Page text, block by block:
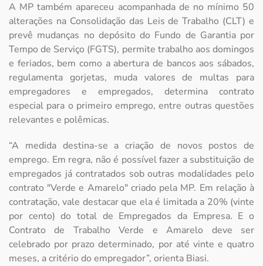
A MP também apareceu acompanhada de no mínimo 50
alterações na Consolidação das Leis de Trabalho (CLT) e
prevê mudanças no depósito do Fundo de Garantia por
Tempo de Serviço (FGTS), permite trabalho aos domingos
e feriados, bem como a abertura de bancos aos sábados,
regulamenta gorjetas, muda valores de multas para
empregadores e empregados, determina contrato
especial para o primeiro emprego, entre outras questões
relevantes e polêmicas.
“A medida destina-se a criação de novos postos de
emprego. Em regra, não é possível fazer a substituição de
empregados já contratados sob outras modalidades pelo
contrato "Verde e Amarelo" criado pela MP. Em relação à
contratação, vale destacar que ela é limitada a 20% (vinte
por cento) do total de Empregados da Empresa. E o
Contrato de Trabalho Verde e Amarelo deve ser
celebrado por prazo determinado, por até vinte e quatro
meses, a critério do empregador”, orienta Biasi.